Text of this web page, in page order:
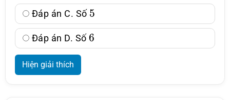
Đáp án C. Số
5
Đáp án D. Số
6
Hiện giải thích